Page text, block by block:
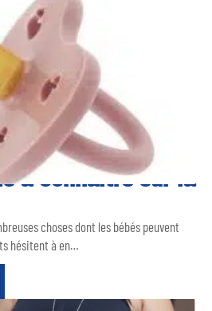
à connaître sur la
choses dont les bébés peuvent
hésitent à en…